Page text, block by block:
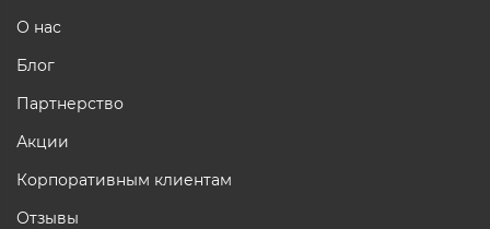
О нас
Блог
Партнерство
Акции
Корпоративным клиентам
Отзывы